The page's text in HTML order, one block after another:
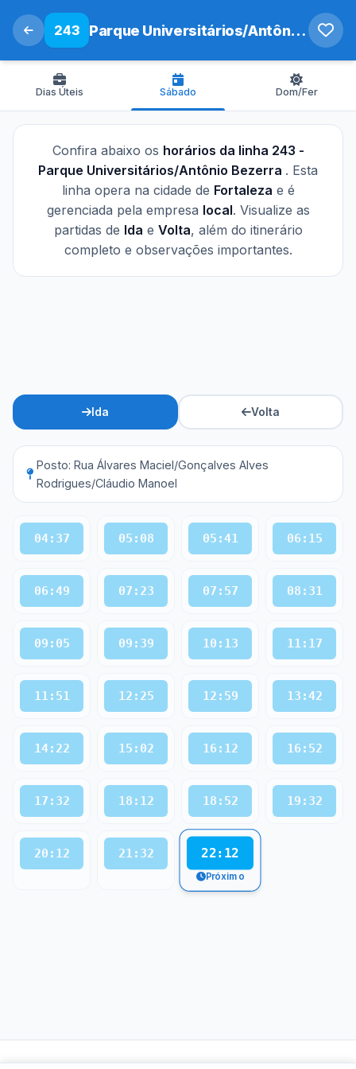
243 Parque Universitários/Antônio Bezerra
Dias Úteis Sábado Dom/Fer
Confira abaixo os horários da linha 243 -
Parque Universitários/Antônio Bezerra . Esta
linha opera na cidade de Fortaleza e é
gerenciada pela empresa local. Visualize as
partidas de Ida e Volta, além do itinerário
completo e observações importantes.
Ida Volta
Posto: Rua Álvares Maciel/Gonçalves Alves
Rodrigues/Cláudio Manoel
04:37 05:08 05:41 06:15
06:49 07:23 07:57 08:31
09:05 09:39 10:13 11:17
11:51 12:25 12:59 13:42
14:22 15:02 16:12 16:52
17:32 18:12 18:52 19:32
20:12 21:32 22:12
Próximo